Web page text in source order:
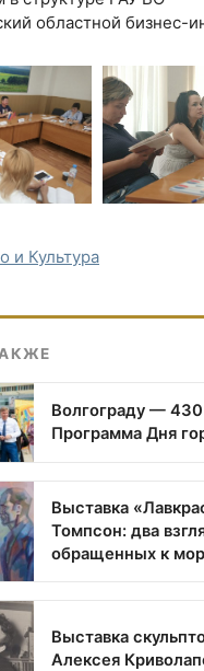
областной бизнес-
и Культура
Волгограду — 430
Программа Дня
Выставка
Томпсон: два
обращенных к
Выставка
Алексея